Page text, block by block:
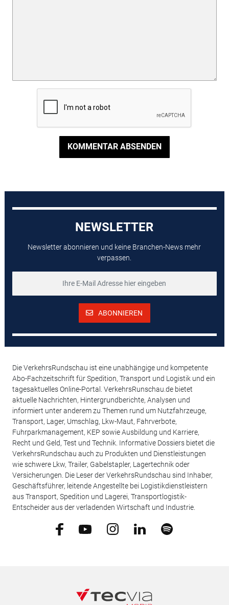
KOMMENTAR ABSENDEN
NEWSLETTER
Newsletter abonnieren und keine Branchen-News mehr
verpassen.
ABONNIEREN
Die VerkehrsRundschau ist eine unabhängige und kompetente
Abo-Fachzeitschrift für Spedition, Transport und Logistik und ein
tagesaktuelles Online-Portal. VerkehrsRunschau.de bietet
aktuelle Nachrichten, Hintergrundberichte, Analysen und
informiert unter anderem zu Themen rund um Nutzfahrzeuge,
Transport, Lager, Umschlag, Lkw-Maut, Fahrverbote,
Fuhrparkmanagement, KEP sowie Ausbildung und Karriere,
Recht und Geld, Test und Technik. Informative Dossiers bietet die
VerkehrsRundschau auch zu Produkten und Dienstleistungen
wie schwere Lkw, Trailer, Gabelstapler, Lagertechnik oder
Versicherungen. Die Leser der VerkehrsRundschau sind Inhaber,
Geschäftsführer, leitende Angestellte bei Logistikdienstleistern
aus Transport, Spedition und Lagerei, Transportlogistik-
Entscheider aus der verladenden Wirtschaft und Industrie.